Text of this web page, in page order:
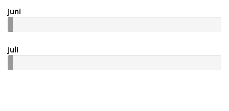
Juni
Juli